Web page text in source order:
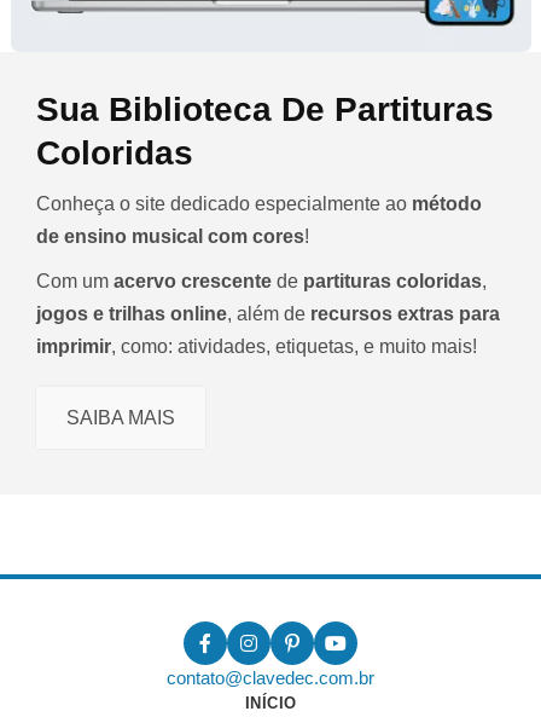
Sua Biblioteca De Partituras
Coloridas
Conheça o site dedicado especialmente ao método
de ensino musical com cores!
Com um acervo crescente de partituras coloridas,
jogos e trilhas online, além de recursos extras para
imprimir, como: atividades, etiquetas, e muito mais!
SAIBA MAIS
contato@clavedec.com.br
INÍCIO